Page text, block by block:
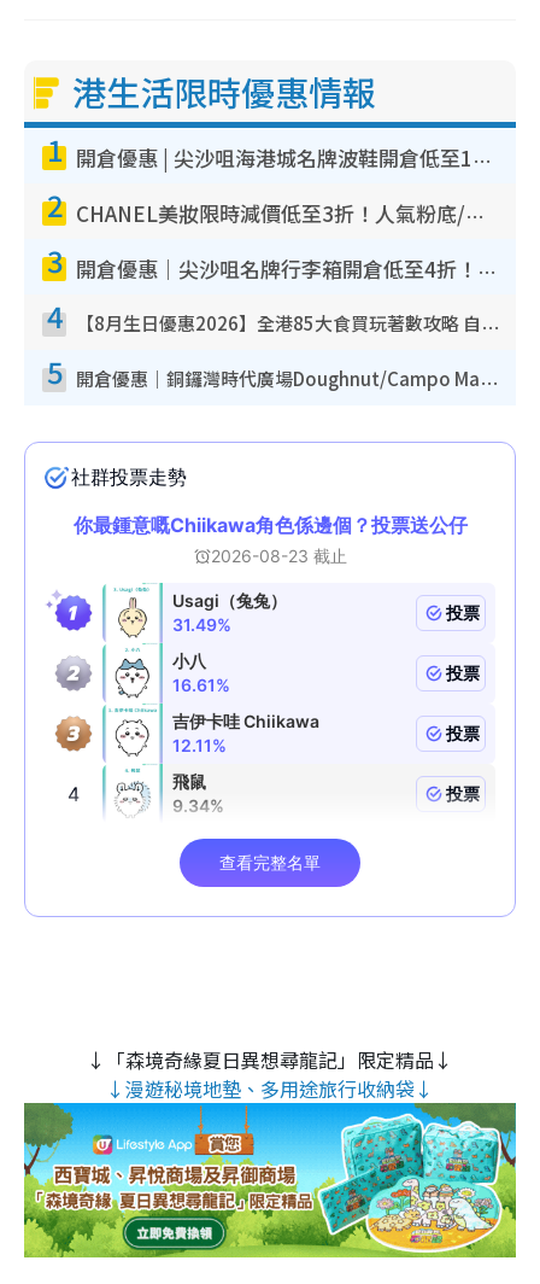
港生活限時優惠情報
1 開倉優惠 | 尖沙咀海港城名牌波鞋開倉低至1折！On鞋$899起／Joy&Peace鞋履$98起
2 CHANEL美妝限時減價低至3折！人氣粉底/唇膏/精華液低至$275！COCO香水都有平
3 開倉優惠｜尖沙咀名牌行李箱開倉低至4折！一連5日 American Tourister/ace./Hallmark $200起！
4 【8月生日優惠2026】全港85大食買玩著數攻略 自助餐/火鍋放題同行免費＋誠品/DONKI送現金券
5 開倉優惠｜銅鑼灣時代廣場Doughnut/Campo Marzio開倉低至1折！背囊、書包、手袋劈價$200起
↓「森境奇緣夏日異想尋龍記」限定精品↓
↓漫遊秘境地墊、多用途旅行收納袋↓